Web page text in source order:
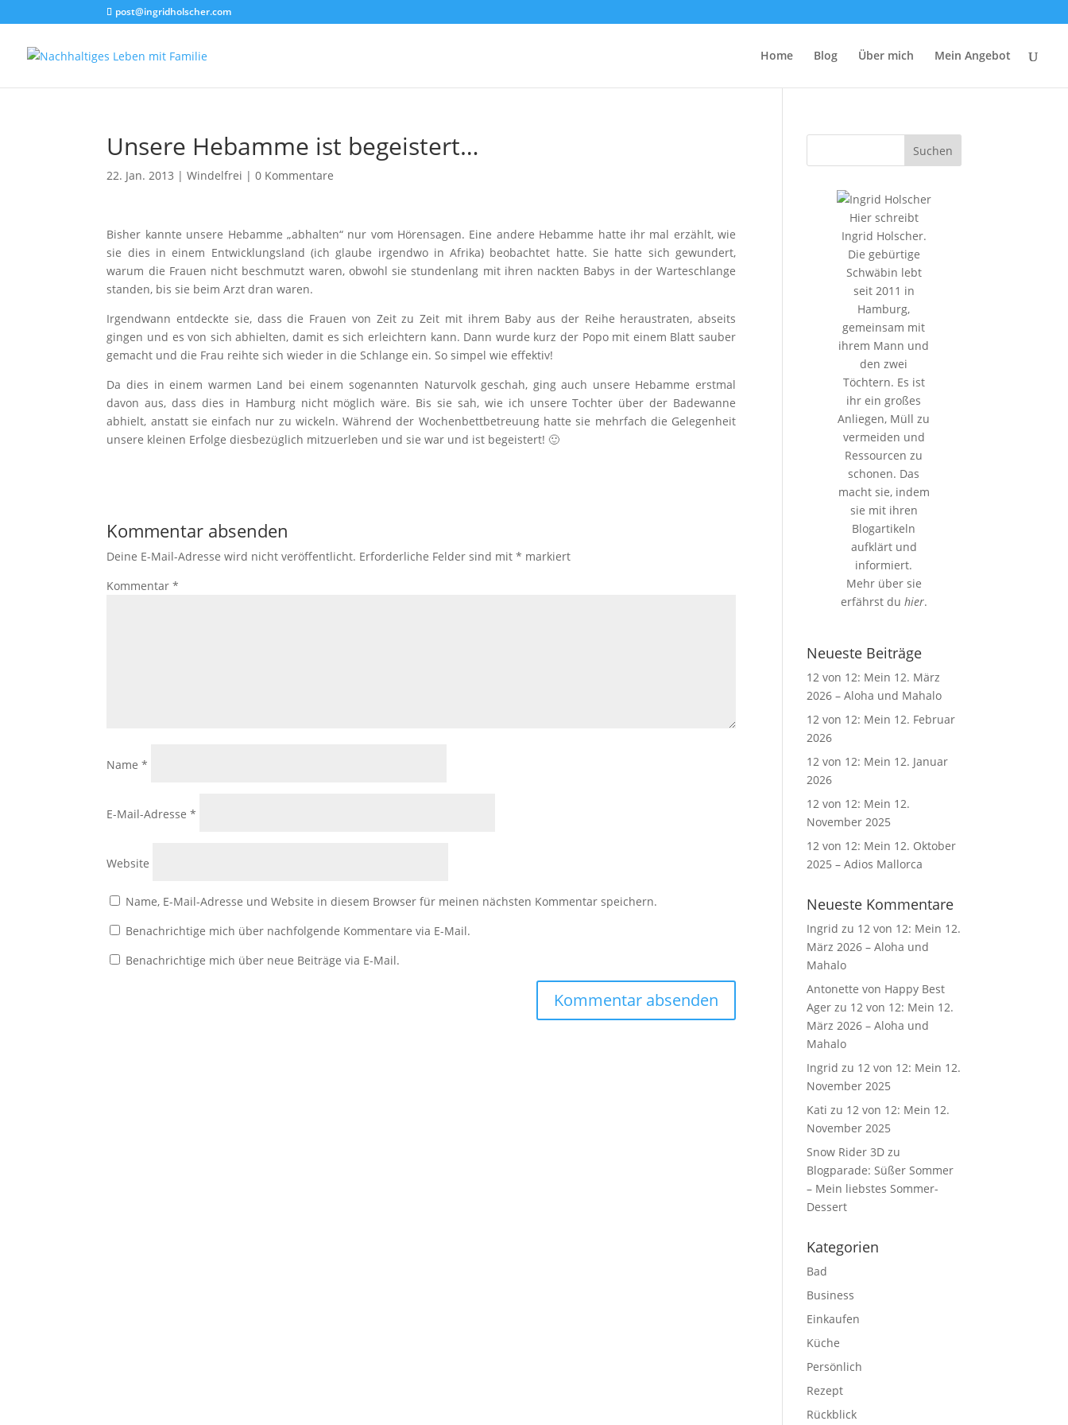
post@ingridholscher.com
Home Blog Über mich Mein Angebot
Unsere Hebamme ist begeistert…
22. Jan. 2013 |Windelfrei |0 Kommentare
Bisher kannte unsere Hebamme „abhalten“ nur vom Hörensagen. Eine andere Hebamme hatte ihr mal erzählt, wie
sie dies in einem Entwicklungsland (ich glaube irgendwo in Afrika) beobachtet hatte. Sie hatte sich gewundert,
warum die Frauen nicht beschmutzt waren, obwohl sie stundenlang mit ihren nackten Babys in der Warteschlange
standen, bis sie beim Arzt dran waren.
Irgendwann entdeckte sie, dass die Frauen von Zeit zu Zeit mit ihrem Baby aus der Reihe heraustraten, abseits
gingen und es von sich abhielten, damit es sich erleichtern kann. Dann wurde kurz der Popo mit einem Blatt sauber
gemacht und die Frau reihte sich wieder in die Schlange ein. So simpel wie effektiv!
Da dies in einem warmen Land bei einem sogenannten Naturvolk geschah, ging auch unsere Hebamme erstmal
davon aus, dass dies in Hamburg nicht möglich wäre. Bis sie sah, wie ich unsere Tochter über der Badewanne
abhielt, anstatt sie einfach nur zu wickeln. Während der Wochenbettbetreuung hatte sie mehrfach die Gelegenheit
unsere kleinen Erfolge diesbezüglich mitzuerleben und sie war und ist begeistert! 🙂
Kommentar absenden
Deine E-Mail-Adresse wird nicht veröffentlicht. Erforderliche Felder sind mit* markiert
Kommentar*
Name*
E-Mail-Adresse*
Website
Name, E-Mail-Adresse und Website in diesem Browser für meinen nächsten Kommentar speichern.
Benachrichtige mich über nachfolgende Kommentare via E-Mail.
Benachrichtige mich über neue Beiträge via E-Mail.
Hier schreibt
Ingrid Holscher.
Die gebürtige
Schwäbin lebt
seit 2011 in
Hamburg,
gemeinsam mit
ihrem Mann und
den zwei
Töchtern. Es ist
ihr ein großes
Anliegen, Müll zu
vermeiden und
Ressourcen zu
schonen. Das
macht sie, indem
sie mit ihren
Blogartikeln
aufklärt und
informiert.
Mehr über sie
erfährst du hier.
Neueste Beiträge
12 von 12: Mein 12. März
2026 – Aloha und Mahalo
12 von 12: Mein 12. Februar
2026
12 von 12: Mein 12. Januar
2026
12 von 12: Mein 12.
November 2025
12 von 12: Mein 12. Oktober
2025 – Adios Mallorca
Neueste Kommentare
Ingrid zu 12 von 12: Mein 12.
März 2026 – Aloha und
Mahalo
Antonette von Happy Best
Ager zu 12 von 12: Mein 12.
März 2026 – Aloha und
Mahalo
Ingrid zu 12 von 12: Mein 12.
November 2025
Kati zu 12 von 12: Mein 12.
November 2025
Snow Rider 3D zu
Blogparade: Süßer Sommer
– Mein liebstes Sommer-
Dessert
Kategorien
Bad
Business
Einkaufen
Küche
Persönlich
Rezept
Rückblick